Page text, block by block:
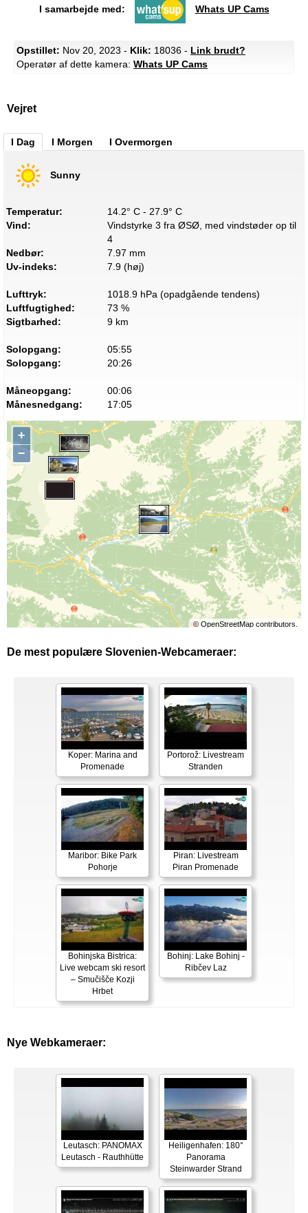
I samarbejde med: Whats UP Cams
Opstillet: Nov 20, 2023 - Klik: 18036 - Link brudt?
Operatør af dette kamera: Whats UP Cams
Vejret
I Dag I Morgen I Overmorgen
Sunny
Temperatur:
14.2° C - 27.9° C
Vind:
Vindstyrke 3 fra ØSØ, med vindstøder op til
4
Nedbør:
7.97 mm
Uv-indeks:
7.9 (høj)
Lufttryk:
1018.9 hPa (opadgående tendens)
Luftfugtighed:
73 %
Sigtbarhed:
9 km
Solopgang:
05:55
Solopgang:
20:26
Måneopgang:
00:06
Månesnedgang:
17:05
+
−
© OpenStreetMapcontributors.
De mest populære Slovenien-Webcameraer:
Koper: Marina and
Promenade
Portorož: Livestream
Stranden
Maribor: Bike Park
Pohorje
Piran: Livestream
Piran Promenade
Bohinjska Bistrica:
Live webcam ski resort
– Smučišče Kozji
Hrbet
Bohinj: Lake Bohinj -
Ribčev Laz
Nye Webkameraer:
Leutasch: PANOMAX
Leutasch - Rauthhütte
Heiligenhafen: 180°
Panorama
Steinwarder Strand